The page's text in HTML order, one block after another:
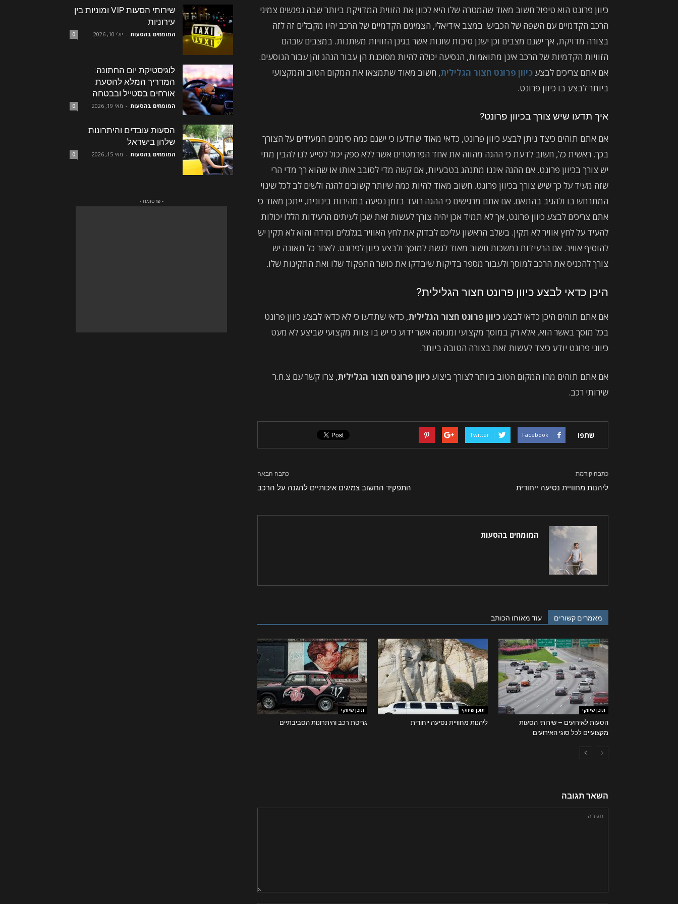
כיוון פרונט הוא טיפול חשוב מאוד שהמטרה שלו היא לכוון את הזווית המדויקת ביותר שבה נפגשים צמיגי
הרכב הקדמיים עם השפה של הכביש. במצב אידיאלי, הצמיגים הקדמיים של הרכב יהיו מקבלים זה לזה
בצורה מדויקת, אך ישנם מצבים וכן ישנן סיבות שונות אשר בגינן הזוויות משתנות. במצבים שבהם
הזוויות הקדמיות של הרכב אינן מתואמות, הנסיעה יכולה להיות מסוכנת הן עבור הנהג והן עבור הנוסעים.
אם אתם צריכים לבצע כיוון פרונט חצור הגלילית, חשוב מאוד שתמצאו את המקום הטוב והמקצועי
ביותר לבצע בו כיוון פרונט.
איך תדעו שיש צורך בכיוון פרונט?
אם אתם תוהים כיצד ניתן לבצע כיוון פרונט, כדאי מאוד שתדעו כי ישנם כמה סימנים המעידים על הצורך
בכך. ראשית כל, חשוב לדעת כי ההגה מהווה את אחד הפרמטרים אשר ללא ספק יכול לסייע לנו להבין מתי
יש צורך בכיוון פרונט. אם ההגה איננו מתנהג בטבעיות, אם קשה מדי לסובב אותו או שהוא רך מדי הרי
שזה מעיד על כך שיש צורך בכיוון פרונט. חשוב מאוד להיות כמה שיותר קשובים להגה ולשים לב לכל שינוי
המתרחש בו ולהגיב בהתאם. אם אתם מרגישים כי ההגה רועד בזמן נסיעה במהירות בינונית, ייתכן מאוד כי
אתם צריכים לבצע כיוון פרונט, אך לא תמיד אכן יהיה צורך לעשות זאת שכן לעיתים הרעידות הללו יכולות
להעיד על לחץ אוויר לא תקין. בשלב הראשון עליכם לבדוק את לחץ האוויר בגלגלים ומידה והוא לא תקין יש
להוסיף אוויר. אם הרעידות נמשכות חשוב מאוד לגשת למוסך ולבצע כיוון לפרונט. לאחר כל תאונה יש
צורך להכניס את הרכב למוסך ולעבור מספר בדיקות שיבדקו את כושר התפקוד שלו ואת התקינות שלו.
היכן כדאי לבצע כיוון פרונט חצור הגלילית?
אם אתם תוהים היכן כדאי לבצע כיוון פרונט חצור הגלילית, כדאי שתדעו כי לא כדאי לבצע כיוון פרונט
בכל מוסך באשר הוא, אלא רק במוסך מקצועי ומנוסה אשר ידוע כי יש בו צוות מקצועי שביצע לא מעט
כיווני פרונט יודע כיצד לעשות זאת בצורה הטובה ביותר.
אם אתם תוהים מהו המקום הטוב ביותר לצורך ביצוע כיוון פרונט חצור הגלילית, צרו קשר עם צ.ח.ר
שירותי רכב.
שתפו Facebook
Twitter
כתבה קודמת
ליהנות מחוויית נסיעה ייחודית
כתבה הבאה
התפקיד החשוב צמיגים איכותיים להגנה על הרכב
המומחים בהסעות
מאמרים קשורים עוד מאותו הכותב
תוכן שיווקי
הסעות לאירועים – שירותי הסעות
מקצועיים לכל סוגי האירועים
תוכן שיווקי
ליהנות מחוויית נסיעה ייחודית
תוכן שיווקי
גריטת רכב והיתרונות הסביבתיים
השאר תגובה
שירותי הסעות VIP ומוניות בין
עירוניות
המומחים בהסעות - יולי 10, 2026 0
לוגיסטיקת יום החתונה:
המדריך המלא להסעת
אורחים בסטייל ובבטחה
המומחים בהסעות - מאי 19, 2026 0
הסעות עובדים והיתרונות
שלהן בישראל
המומחים בהסעות - מאי 15, 2026 0
- פרסומת -